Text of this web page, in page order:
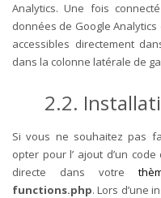
Analytics. Une fois
données de Google
accessibles directement
dans la colonne latérale de
2.2.
Si vous ne souhaitez pas
opter pour l’ ajout d’un
directe dans votre
functions.php. Lors d’une